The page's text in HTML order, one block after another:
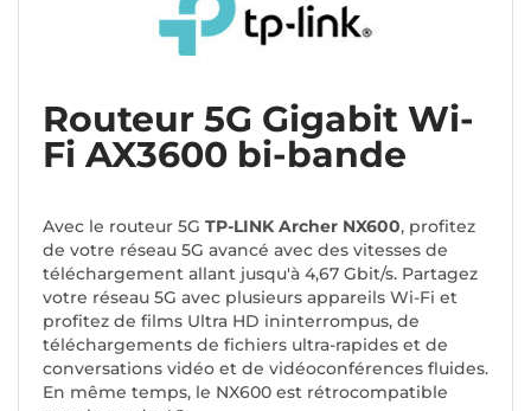
Routeur 5G Gigabit Wi-
Fi AX3600 bi-bande
Avec le routeur 5G TP-LINK Archer NX600, profitez
de votre réseau 5G avancé avec des vitesses de
téléchargement allant jusqu'à 4,67 Gbit/s. Partagez
votre réseau 5G avec plusieurs appareils Wi-Fi et
profitez de films Ultra HD ininterrompus, de
téléchargements de fichiers ultra-rapides et de
conversations vidéo et de vidéoconférences fluides.
En même temps, le NX600 est rétrocompatible